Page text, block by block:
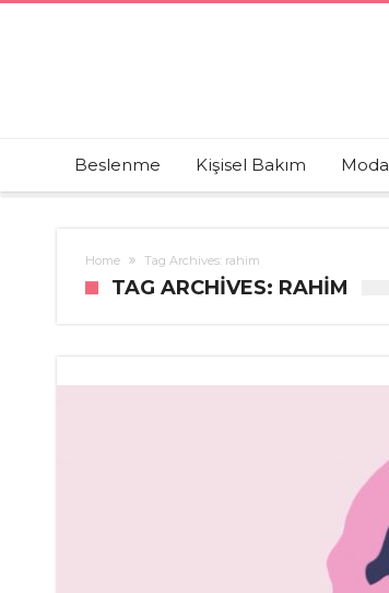
Beslenme Kişisel Bakım Moda
Home Tag Archives: rahim
TAG ARCHIVES: RAHIM